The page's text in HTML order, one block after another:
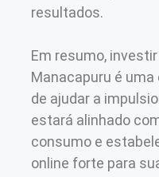
resultados.
Em resumo,
Manacapuru é
de ajudar a
estará alinhado
consumo e
online forte para